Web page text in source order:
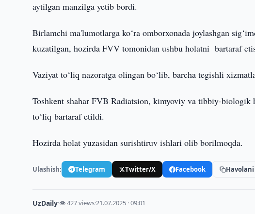
aytilgan manzilga yetib bordi.
Birlamchi ma'lumotlarga ko‘ra omborxonada joylashgan
kuzatilgan, hozirda FVV tomonidan ushbu holatni bartaraf
Vaziyat to‘liq nazoratga olingan bo‘lib, barcha tegishli
Toshkent shahar FVB Radiatsion, kimyoviy va tibbiy-biologik
to‘liq bartaraf etildi.
Hozirda holat yuzasidan surishtiruv ishlari olib borilmoqda.
Ulashish: Telegram Twitter/X Facebook
UzDaily·👁 427 views·21.07.2025 · 09:01